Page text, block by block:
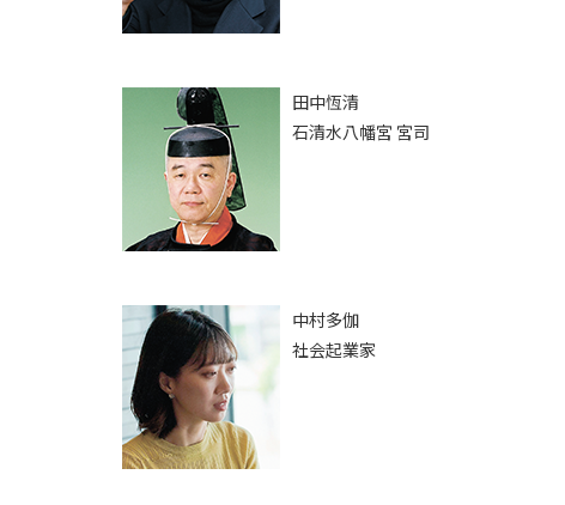
田中恆清
石清水八幡宮 宮司
中村多伽
社会起業家